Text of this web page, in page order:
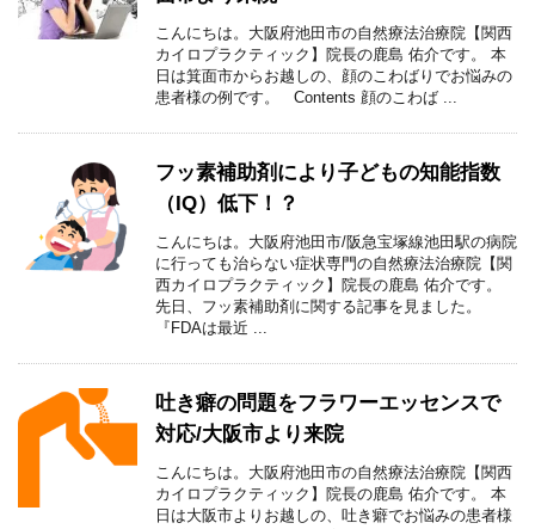
こんにちは。大阪府池田市の自然療法治療院【関西
カイロプラクティック】院長の鹿島 佑介です。 本
日は箕面市からお越しの、顔のこわばりでお悩みの
患者様の例です。 Contents 顔のこわば ...
フッ素補助剤により子どもの知能指数
（IQ）低下！？
こんにちは。大阪府池田市/阪急宝塚線池田駅の病院
に行っても治らない症状専門の自然療法治療院【関
西カイロプラクティック】院長の鹿島 佑介です。
先日、フッ素補助剤に関する記事を見ました。
『FDAは最近 ...
吐き癖の問題をフラワーエッセンスで
対応/大阪市より来院
こんにちは。大阪府池田市の自然療法治療院【関西
カイロプラクティック】院長の鹿島 佑介です。 本
日は大阪市よりお越しの、吐き癖でお悩みの患者様